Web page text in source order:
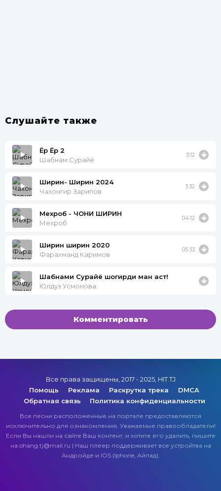
Слушайте также
Ёр Ёр 2
Шабнам Сурайё
3:12
Ширин- Ширин 2024
Чахонгир Зарипов
3:32
Мехроб - ЧОНИ ШИРИН
Мехроб
04:12
Ширин ширин 2020
Фарахманд Каримов
05:33
Шабнами Сурайё шогирди ман аст!
Юлдуз Усмонова:
Комментировать
Все права защищены, 2017 - 2025, HIT.TJ
Помощь
Реклама Раскрутка трека
DMCA
Обратная связь
Политика конфиденциальности
Все песни расположенные на портале предоставляются
исключительно для ознакомления. Уважаемые правообладатели!
Если Вы нашли на сайте Ваш контент, и хотите его удалить, пишите
на ohang.tj@mail.ru | Наш плеер поддерживает все устройтва на
Андройде и IOS (Iphone, Айпад).